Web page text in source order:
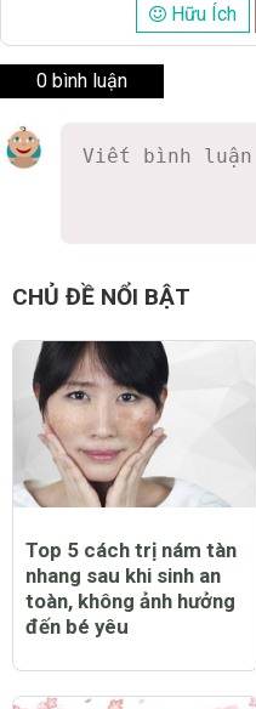
Hữu Ích
0 bình luận
CHỦ ĐỀ NỔI BẬT
Top 5 cách trị nám tàn
nhang sau khi sinh an
toàn, không ảnh hưởng
đến bé yêu